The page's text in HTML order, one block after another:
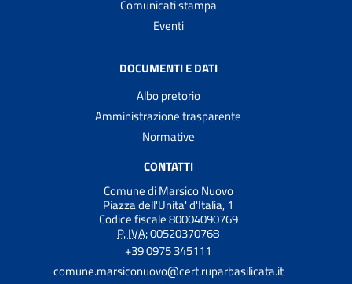
Comunicati stampa
Eventi
DOCUMENTI E DATI
Albo pretorio
Amministrazione trasparente
Normative
CONTATTI
Comune di Marsico Nuovo
Piazza dell'Unita' d'Italia, 1
Codice fiscale 80004090769
P. IVA:00520370768
+39 0975 345111
comune.marsiconuovo@cert.ruparbasilicata.it